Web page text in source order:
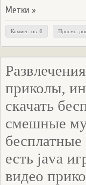
Метки »
Комментов: 0
приколы,
скачать
смешные
есть java
видео